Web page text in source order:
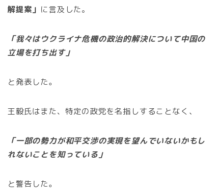
解提案」 に言及した。
「我々はウクライナ危機の政治的解決について中国の
立場を打ち出す」
と発表した。
王毅氏はまた、特定の政党を名指しすることなく、
「一部の勢力が和平交渉の実現を望んでいないかもし
れないことを知っている」
と警告した。